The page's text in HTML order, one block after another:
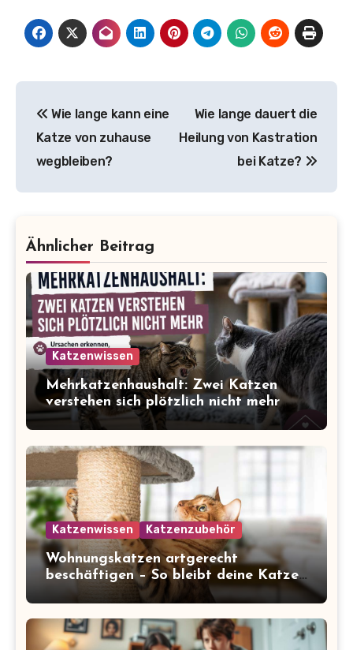
Wie lange kann eine
Katze von zuhause
wegbleiben?
Wie lange dauert die
Heilung von Kastration
bei Katze?
Ähnlicher Beitrag
Katzenwissen
Mehrkatzenhaushalt: Zwei Katzen
verstehen sich plötzlich nicht mehr
Katzenwissen Katzenzubehör
Wohnungskatzen artgerecht
beschäftigen – So bleibt deine Katze
glücklich und gesund